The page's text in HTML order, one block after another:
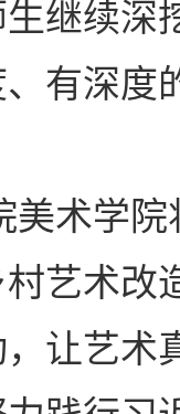
继续深
有深度
美术学
艺术改
让艺术